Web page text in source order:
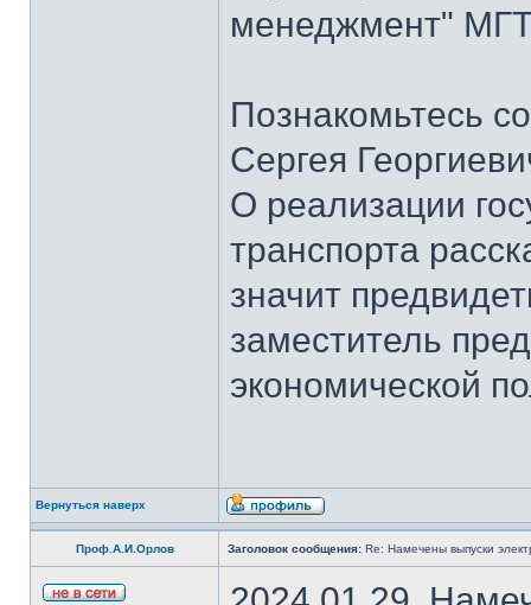
менеджмент"
Познакомьтесь
Сергея
О реализации
транспорта
значит
заместитель
экономической
Вернуться наверх
Проф.А.И.Орлов Заголовок сообщения: Re: Намечены выпуски